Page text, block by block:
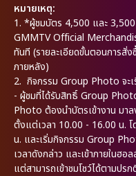
หมายเหตุ:
1. *ผู้ชมบัตร 4,500 และ 3,500
GMMTV Official
ทันที (รายละเอียดขั้นตอนการสั่ง
ภายหลัง)
2. กิจกรรม Group Photo จะ
- ผู้ชมที่ได้รับสิทธิ์ Group
Photo ต้องนำบัตรเข้างาน มา
ตั้งแต่เวลา 10.00 - 16.00 น. โ
น. และเริ่มกิจกรรม Group
เวลาดังกล่าว และเข้าภายในฮ
แต่สามารถเข้าชมโชว์ได้ตามปรก